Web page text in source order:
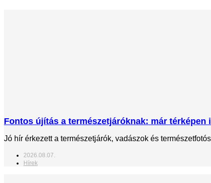
Fontos újítás a természetjáróknak: már
Jó hír érkezett a természetjárók, vadászok és
2026.08.07.
Hírek